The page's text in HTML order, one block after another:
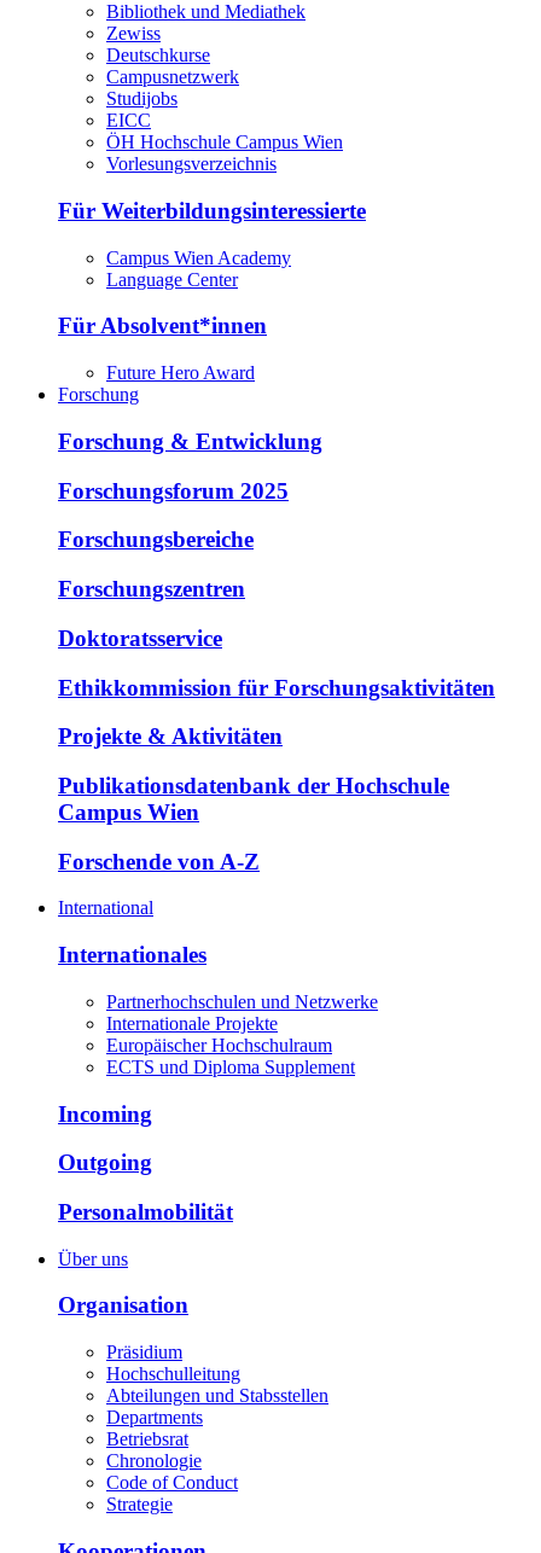
Bibliothek und Mediathek
Zewiss
Deutschkurse
Campusnetzwerk
Studijobs
EICC
ÖH Hochschule Campus Wien
Vorlesungsverzeichnis
Für Weiterbildungsinteressierte
Campus Wien Academy
Language Center
Für Absolvent*innen
Future Hero Award
Forschung
Forschung & Entwicklung
Forschungsforum 2025
Forschungsbereiche
Forschungszentren
Doktoratsservice
Ethikkommission für Forschungsaktivitäten
Projekte & Aktivitäten
Publikationsdatenbank der Hochschule
Campus Wien
Forschende von A-Z
International
Internationales
Partnerhochschulen und Netzwerke
Internationale Projekte
Europäischer Hochschulraum
ECTS und Diploma Supplement
Incoming
Outgoing
Personalmobilität
Über uns
Organisation
Präsidium
Hochschulleitung
Abteilungen und Stabsstellen
Departments
Betriebsrat
Chronologie
Code of Conduct
Strategie